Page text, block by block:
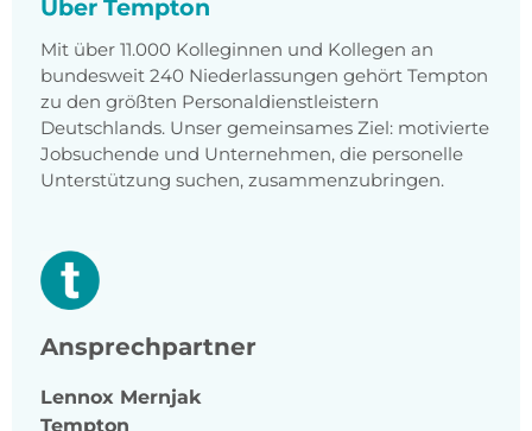
Über Tempton
Mit über 11.000 Kolleginnen und Kollegen an
bundesweit 240 Niederlassungen gehört Tempton
zu den größten Personaldienstleistern
Deutschlands. Unser gemeinsames Ziel: motivierte
Jobsuchende und Unternehmen, die personelle
Unterstützung suchen, zusammenzubringen.
Ansprechpartner
Lennox Mernjak
Tempton